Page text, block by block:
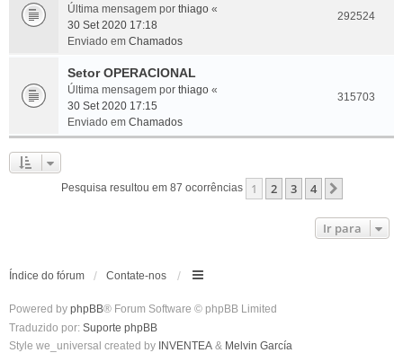
Última mensagem por thiago «
30 Set 2020 17:18
Enviado em Chamados
292524
Setor OPERACIONAL
Última mensagem por thiago «
30 Set 2020 17:15
Enviado em Chamados
315703
Pesquisa resultou em 87 ocorrências 1 2 3 4
Ir para
Índice do fórum Contate-nos
Powered by phpBB® Forum Software © phpBB Limited
Traduzido por: Suporte phpBB
Style we_universal created by INVENTEA & Melvin García